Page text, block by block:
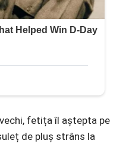
fetița îl aștepta pe
de pluș strâns la